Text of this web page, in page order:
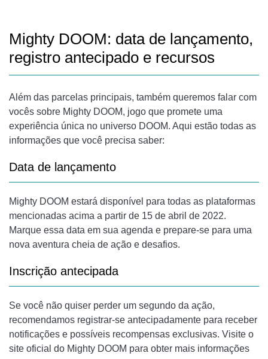
Mighty DOOM: data de lançamento,
registro antecipado e recursos
Além das parcelas principais, também queremos falar com
vocês sobre Mighty DOOM, jogo que promete uma
experiência única no universo DOOM. Aqui estão todas as
informações que você precisa saber:
Data de lançamento
Mighty DOOM estará disponível para todas as plataformas
mencionadas acima a partir de 15 de abril de 2022.
Marque essa data em sua agenda e prepare-se para uma
nova aventura cheia de ação e desafios.
Inscrição antecipada
Se você não quiser perder um segundo da ação,
recomendamos registrar-se antecipadamente para receber
notificações e possíveis recompensas exclusivas. Visite o
site oficial do Mighty DOOM para obter mais informações